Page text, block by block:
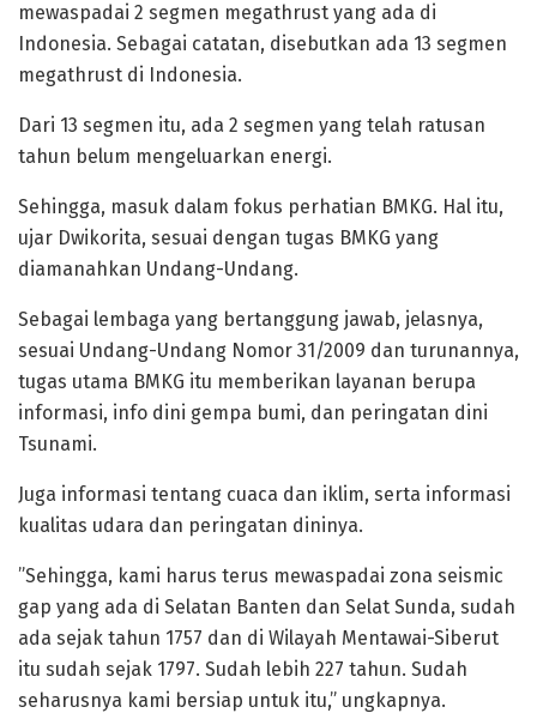
mewaspadai 2 segmen megathrust yang ada di
Indonesia. Sebagai catatan, disebutkan ada 13 segmen
megathrust di Indonesia.
‎Dari 13 segmen itu, ada 2 segmen yang telah ratusan
tahun belum mengeluarkan energi.
Sehingga, masuk dalam fokus perhatian BMKG. Hal itu,
ujar Dwikorita, sesuai dengan tugas BMKG yang
diamanahkan Undang-Undang.
‎Sebagai lembaga yang bertanggung jawab, jelasnya,
sesuai Undang-Undang Nomor 31/2009 dan turunannya,
tugas utama BMKG itu memberikan layanan berupa
informasi, info dini gempa bumi, dan peringatan dini
Tsunami.
Juga informasi tentang cuaca dan iklim, serta informasi
kualitas udara dan peringatan dininya.
‎”Sehingga, kami harus terus mewaspadai zona seismic
gap yang ada di Selatan Banten dan Selat Sunda, sudah
ada sejak tahun 1757 dan di Wilayah Mentawai-Siberut
itu sudah sejak 1797. Sudah lebih 227 tahun. Sudah
seharusnya kami bersiap untuk itu,” ungkapnya.